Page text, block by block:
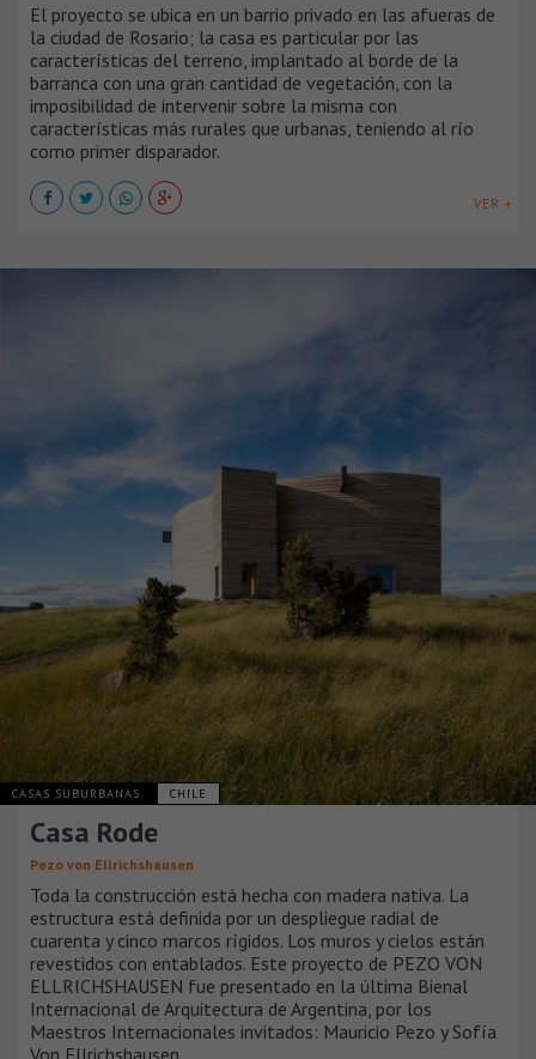
El proyecto se ubica en un barrio privado en las afueras de
la ciudad de Rosario; la casa es particular por las
características del terreno, implantado al borde de la
barranca con una gran cantidad de vegetación, con la
imposibilidad de intervenir sobre la misma con
características más rurales que urbanas, teniendo al río
como primer disparador.
VER +
CASAS SUBURBANAS CHILE
Casa Rode
Pezo von Ellrichshausen
Toda la construcción está hecha con madera nativa. La
estructura está definida por un despliegue radial de
cuarenta y cinco marcos rígidos. Los muros y cielos están
revestidos con entablados. Este proyecto de PEZO VON
ELLRICHSHAUSEN fue presentado en la última Bienal
Internacional de Arquitectura de Argentina, por los
Maestros Internacionales invitados: Mauricio Pezo y Sofía
Von Ellrichshausen.